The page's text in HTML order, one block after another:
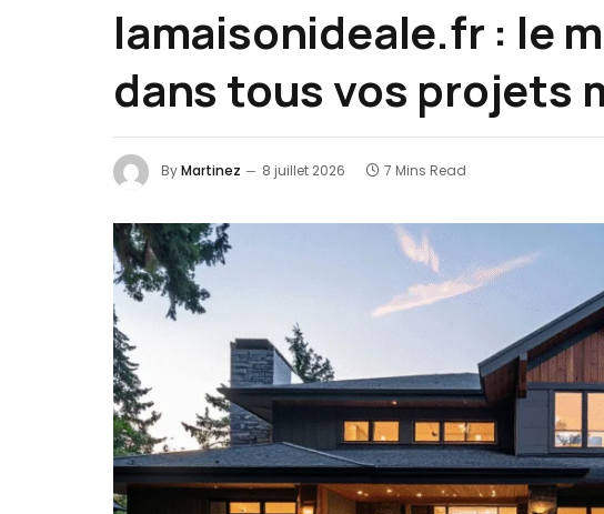
lamaisonideale.fr : le
dans tous vos projets
ByMartinez 8 juillet 2026 7 Mins Read